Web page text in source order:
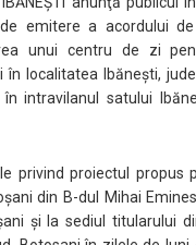
emitere a acordului
unui centru de zi
în localitatea Ibănești,
intravilanul satului
privind proiectul propus
din B-dul Mihai
şi la sediul titularului